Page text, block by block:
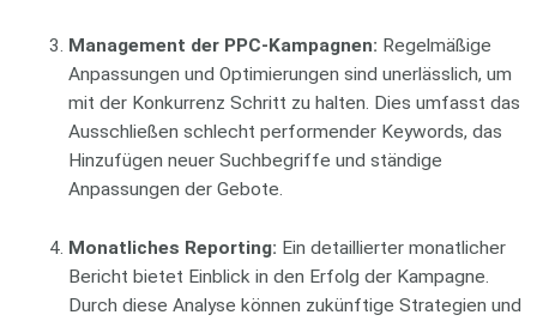
Management der PPC-Kampagnen: Regelmäßige
Anpassungen und Optimierungen sind unerlässlich, um
mit der Konkurrenz Schritt zu halten. Dies umfasst das
Ausschließen schlecht performender Keywords, das
Hinzufügen neuer Suchbegriffe und ständige
Anpassungen der Gebote.
Monatliches Reporting: Ein detaillierter monatlicher
Bericht bietet Einblick in den Erfolg der Kampagne.
Durch diese Analyse können zukünftige Strategien und